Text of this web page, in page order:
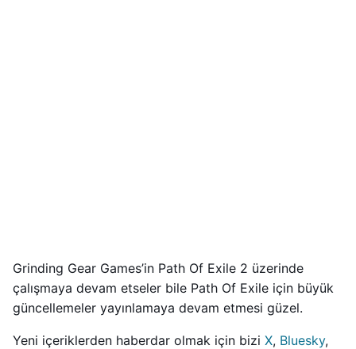
Grinding Gear Games’in Path Of Exile 2 üzerinde
çalışmaya devam etseler bile Path Of Exile için büyük
güncellemeler yayınlamaya devam etmesi güzel.
Yeni içeriklerden haberdar olmak için bizi X, Bluesky,